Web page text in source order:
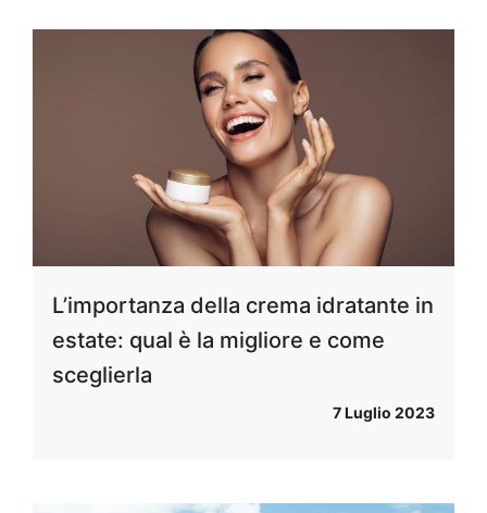
L’importanza della crema idratante in
estate: qual è la migliore e come
sceglierla
7 Luglio 2023